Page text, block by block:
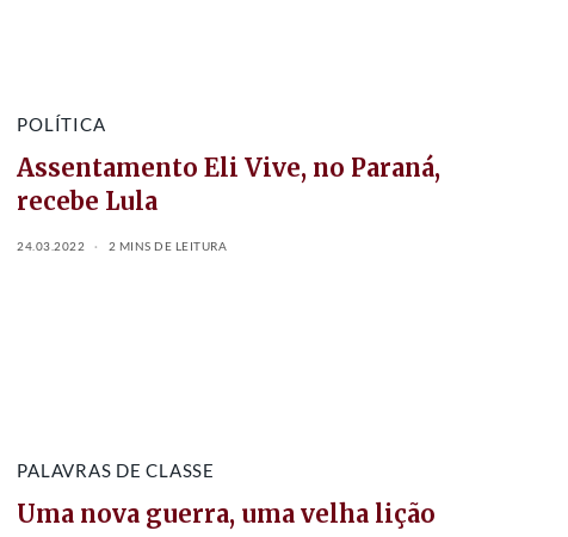
POLÍTICA
Assentamento Eli Vive, no Paraná,
recebe Lula
24.03.2022 2 MINS DE LEITURA
PALAVRAS DE CLASSE
Uma nova guerra, uma velha lição